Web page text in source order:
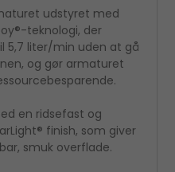
udstyret med
teknologi, der
5,7 liter/min uden at gå
og gør armaturet
en ridsefast og
finish, som giver
smuk overflade.